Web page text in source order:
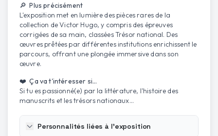
🔎 Plus précisément
L'exposition met en lumière des pièces rares de la
collection de Victor Hugo, y compris des épreuves
corrigées de sa main, classées Trésor national. Des
œuvres prêtées par différentes institutions enrichissent le
parcours, offrant une plongée immersive dans son
œuvre.
❤️ Ça va t'intéresser si...
Si tu es passionné(e) par la littérature, l'histoire des
manuscrits et les trésors nationaux...
Personnalités liées à l'exposition